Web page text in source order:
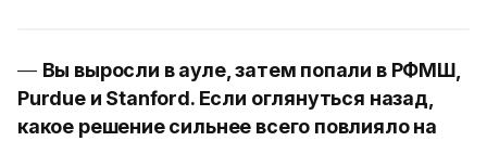
— Вы выросли в ауле, затем попали в РФМШ,
Purdue и Stanford. Если оглянуться назад,
какое решение сильнее всего повлияло на